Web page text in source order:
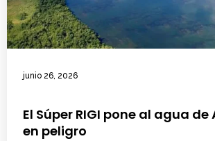
junio 26, 2026
El Súper RIGI pone al agua
en peligro